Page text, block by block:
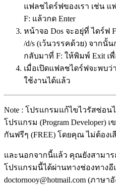
แฟลชไดร์ฟของเรา เช่น
F: แล้วกด Enter
หน้าจอ Dos จะอยุ่ที่ ไดร์ฟ
/d/s (เว้นวรรคด้วย) จากนั้
กลับมาที่ F: ให้พิมพ์ Exit เ
เมื่อเปิดแฟลชไดร์ฟจะพบ
ใช้งานได้แล้ว
Note : โปรแกรมแก้ไขไวรัสซ่อ
โปรแกรม (Program Developer)
กันฟรีๆ (FREE) โดยคุณ ไม่ต้องเ
และนอกจากนี้แล้ว คุณยังสามา
โปรแกรมนี้ได้ผ่านทางช่องทางอี
doctornooy@hotmail.com (ภา